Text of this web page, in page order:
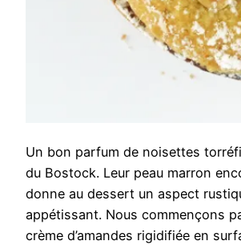
Un bon parfum de noisettes
du Bostock. Leur peau marron
donne au dessert un aspect
appétissant. Nous commençons
crème d’amandes rigidifiée en